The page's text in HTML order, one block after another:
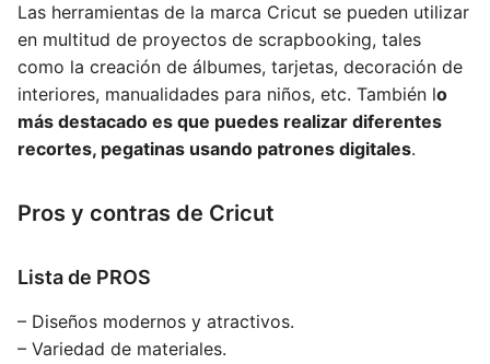
Las herramientas de la marca Cricut se pueden utilizar
en multitud de proyectos de scrapbooking, tales
como la creación de álbumes, tarjetas, decoración de
interiores, manualidades para niños, etc. También lo
más destacado es que puedes realizar diferentes
recortes, pegatinas usando patrones digitales.
Pros y contras de Cricut
Lista de PROS
– Diseños modernos y atractivos.
– Variedad de materiales.